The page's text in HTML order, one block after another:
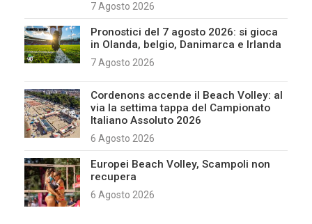
7 Agosto 2026
Pronostici del 7 agosto 2026: si gioca
in Olanda, belgio, Danimarca e Irlanda
7 Agosto 2026
Cordenons accende il Beach Volley: al
via la settima tappa del Campionato
Italiano Assoluto 2026
6 Agosto 2026
Europei Beach Volley, Scampoli non
recupera
6 Agosto 2026